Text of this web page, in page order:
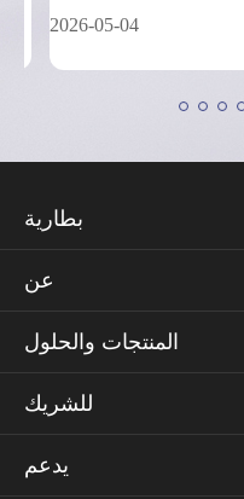
2026-05-04
بطارية
عن
المنتجات والحلول
للشريك
يدعم